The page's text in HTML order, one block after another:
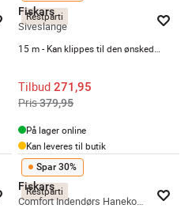
Restparti
Fiskars
Siveslange
Tilbud 271,95
Pris379,95
På lager online
Kan leveres til butik
Restparti
Spar 30%
Fiskars
Comfort Indendørs Hanekobling